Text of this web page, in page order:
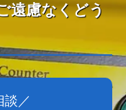
遠慮なくどう
談／